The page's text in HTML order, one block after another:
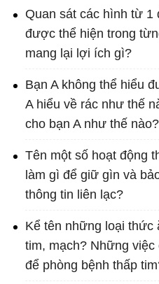
Quan sát các hình từ 1
được thể hiện trong
mang lại lợi ích gì?
Bạn A không thể hiểu
A hiểu về rác như thế
cho bạn A như thế nào?
Tên một số hoạt động
làm gì để giữ gìn và
thông tin liên lạc?
Kể tên những loại thức
tim, mạch? Những
để phòng bệnh thấp